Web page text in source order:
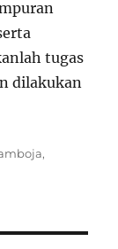
tugas
dilakukan
,